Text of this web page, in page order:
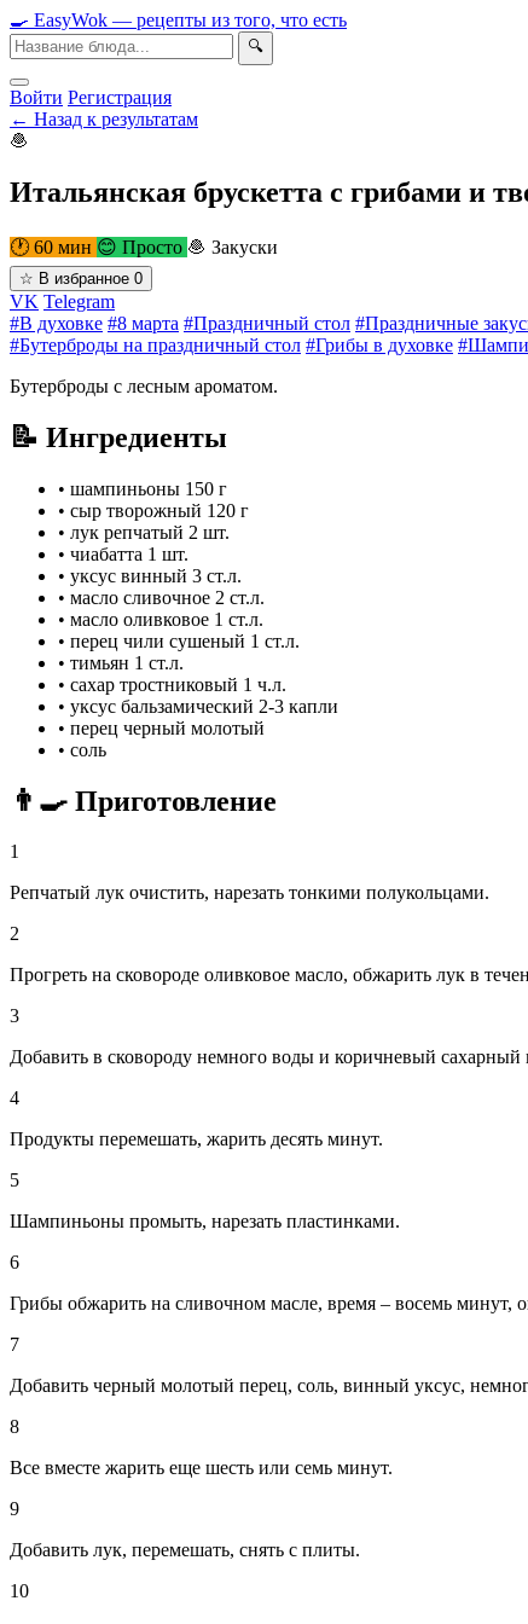
🍳 EasyWok — рецепты из того, что есть
🔍
Войти Регистрация
← Назад к результатам
🧆
Итальянская брускетта с грибами и
🕐 60 мин 😊 Просто 🧆 Закуски
☆ В избранное 0
VK Telegram
#В духовке #8 марта #Праздничный стол #Праздничные
#Бутерброды на праздничный стол #Грибы в духовке
Бутерброды с лесным ароматом.
📝 Ингредиенты
• шампиньоны 150 г
• сыр творожный 120 г
• лук репчатый 2 шт.
• чиабатта 1 шт.
• уксус винный 3 ст.л.
• масло сливочное 2 ст.л.
• масло оливковое 1 ст.л.
• перец чили сушеный 1 ст.л.
• тимьян 1 ст.л.
• сахар тростниковый 1 ч.л.
• уксус бальзамический 2-3 капли
• перец черный молотый
• соль
👨‍🍳 Приготовление
1
Репчатый лук очистить, нарезать тонкими полукольцами.
2
Прогреть на сковороде оливковое масло, обжарить лук в
3
Добавить в сковороду немного воды и коричневый сахарный
4
Продукты перемешать, жарить десять минут.
5
Шампиньоны промыть, нарезать пластинками.
6
Грибы обжарить на сливочном масле, время – восемь минут,
7
Добавить черный молотый перец, соль, винный уксус,
8
Все вместе жарить еще шесть или семь минут.
9
Добавить лук, перемешать, снять с плиты.
10